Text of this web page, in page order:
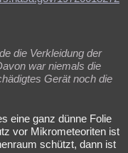
die Verkleidung der
war niemals die
Gerät noch die
eine ganz dünne Folie
vor Mikrometeoriten ist
schützt, dann ist